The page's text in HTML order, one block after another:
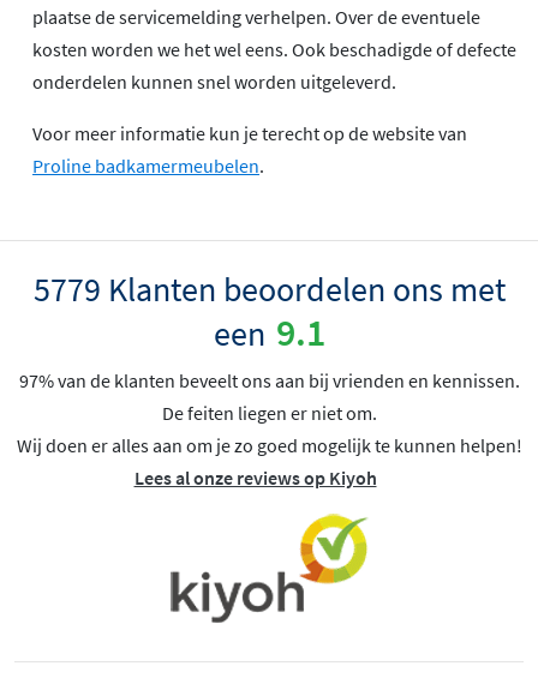
plaatse de servicemelding verhelpen. Over de eventuele
kosten worden we het wel eens. Ook beschadigde of defecte
onderdelen kunnen snel worden uitgeleverd.
Voor meer informatie kun je terecht op de website van
Proline badkamermeubelen.
5779 Klanten beoordelen ons met
een 9.1
97% van de klanten beveelt ons aan bij vrienden en kennissen.
De feiten liegen er niet om.
Wij doen er alles aan om je zo goed mogelijk te kunnen helpen!
Lees al onze reviews op Kiyoh